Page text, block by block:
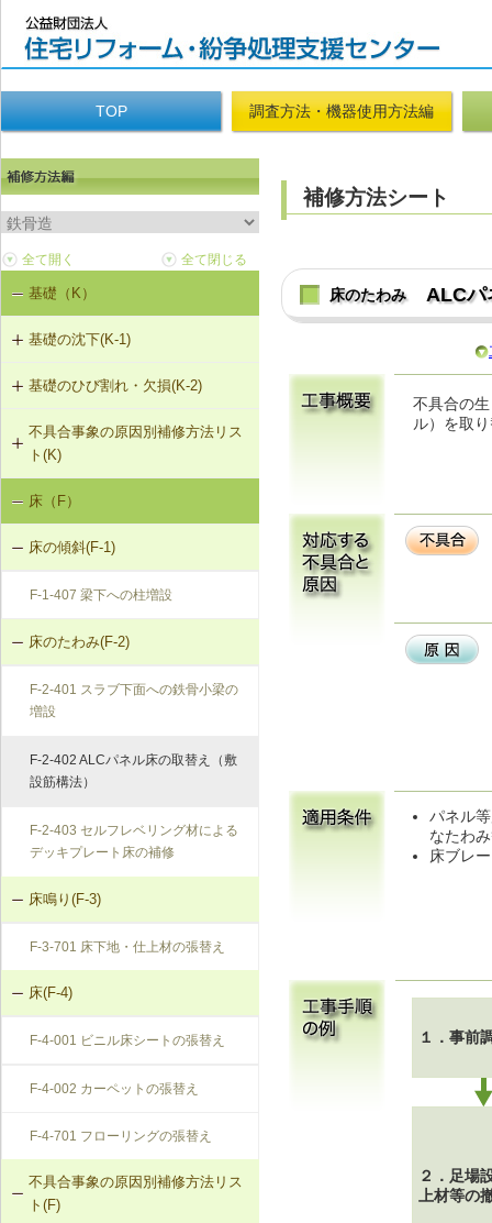
TOP 調査方法・機器使用方法編
基礎（K）
基礎の沈下(K-1)
K-1-401 基礎の撤去および新設
K-1-403 基礎天端レベル調整
K-1-702 耐圧版工法
基礎のひび割れ・欠損(K-2)
K-2-401 樹脂注入工法
K-2-402 充填工法
K-2-403 打直し工法
K-2-405 基礎梁表層面の打直し補修
K-2-602 シール工法
K-2-603 モルタルの塗替え
不具合事象の原因別補修方法リス
ト(K)
基礎の沈下（K-1）
基礎のひび割れ・欠損（K-2）
床（F）
床の傾斜(F-1)
F-1-407 梁下への柱増設
床のたわみ(F-2)
F-2-401 スラブ下面への鉄骨小梁の
増設
F-2-402 ALCパネル床の取替え（敷
設筋構法）
F-2-403 セルフレベリング材による
デッキプレート床の補修
床鳴り(F-3)
F-3-701 床下地・仕上材の張替え
床(F-4)
F-4-001 ビニル床シートの張替え
F-4-002 カーペットの張替え
F-4-701 フローリングの張替え
不具合事象の原因別補修方法リス
ト(F)
補修方法シート
床のたわみ ALCパ
不具合の
ル）を取
パネル
なたわ
床ブレ
１．事前
２．足場
上材等の